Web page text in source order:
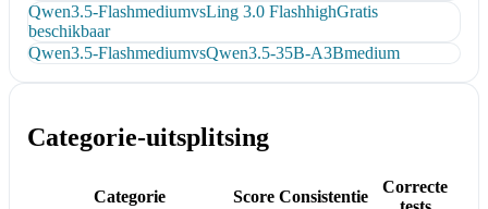
Qwen3.5-FlashmediumvsLing 3.0 FlashhighGratis
beschikbaar
Qwen3.5-FlashmediumvsQwen3.5-35B-A3Bmedium
Categorie-uitsplitsing
Categorie Score Consistentie
Correcte